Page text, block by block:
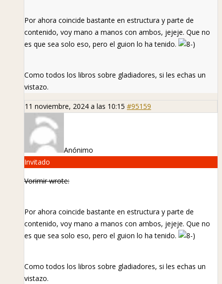
Por ahora coincide bastante en estructura y parte de
contenido, voy mano a manos con ambos, jejeje. Que no
es que sea solo eso, pero el guion lo ha tenido.
Como todos los libros sobre gladiadores, si les echas un
vistazo.
11 noviembre, 2024 a las 10:15 #95159
Anónimo
Invitado
Vorimir wrote:
Por ahora coincide bastante en estructura y parte de
contenido, voy mano a manos con ambos, jejeje. Que no
es que sea solo eso, pero el guion lo ha tenido.
Como todos los libros sobre gladiadores, si les echas un
vistazo.